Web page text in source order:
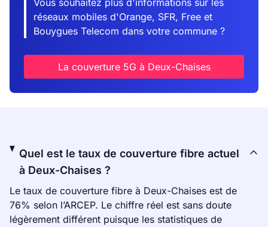
Vous souhaitez plus d'informations sur les
réseaux mobiles d'Orange, SFR, Free et
Bouygues Telecom dans votre commune ?
La couverture 5G à Deux-Chaises
Quel est le taux de couverture fibre actuel
à Deux-Chaises ?
Le taux de couverture fibre à Deux-Chaises est de
76% selon l’ARCEP. Le chiffre réel est sans doute
légèrement différent puisque les statistiques de